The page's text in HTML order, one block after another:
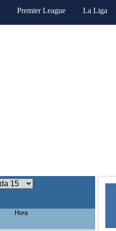
Premier League La Liga
Hora